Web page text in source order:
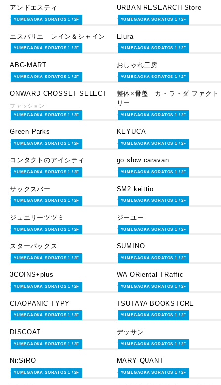
アンドエスティ
ファッション
URBAN RESEARCH Store
ファッション
YUMEGAOKA SORATOS 1 / 2F
エスパリエ レイン＆シャイン
ライフスタイルグッズ
YUMEGAOKA SORATOS 1 / 2F
Elura
ファッション
YUMEGAOKA SORATOS 1 / 2F
ABC-MART
ファッショングッズ
YUMEGAOKA SORATOS 1 / 2F
おしゃれ工房
サービス・その他
YUMEGAOKA SORATOS 1 / 2F
ONWARD CROSSET SELECT
ファッション
YUMEGAOKA SORATOS 1 / 2F
整体×骨盤 カ・ラ・ダ ファクト
リー
サービス・その他
YUMEGAOKA SORATOS 1 / 2F
Green Parks
ファッション
YUMEGAOKA SORATOS 1 / 2F
KEYUCA
ライフスタイルグッズ
YUMEGAOKA SORATOS 1 / 2F
コンタクトのアイシティ
サービス・その他
YUMEGAOKA SORATOS 1 / 2F
go slow caravan
ファッション
YUMEGAOKA SORATOS 1 / 2F
サックスバー
ファッショングッズ
YUMEGAOKA SORATOS 1 / 2F
SM2 keittio
ファッション
YUMEGAOKA SORATOS 1 / 2F
ジュエリーツツミ
ライフスタイルグッズ
YUMEGAOKA SORATOS 1 / 2F
ジーユー
ファッション
YUMEGAOKA SORATOS 1 / 2F
スターバックス
レストラン・カフェ
YUMEGAOKA SORATOS 1 / 2F
SUMINO
ファッション
YUMEGAOKA SORATOS 1 / 2F
3COINS+plus
ライフスタイルグッズ
YUMEGAOKA SORATOS 1 / 2F
WA ORiental TRaffic
ファッショングッズ
YUMEGAOKA SORATOS 1 / 2F
CIAOPANIC TYPY
ファッション
YUMEGAOKA SORATOS 1 / 2F
TSUTAYA BOOKSTORE
ライフスタイルグッズ
YUMEGAOKA SORATOS 1 / 2F
DISCOAT
ファッション
YUMEGAOKA SORATOS 1 / 2F
デッサン
ファッション
YUMEGAOKA SORATOS 1 / 2F
Ni:SiRO
ファッション
YUMEGAOKA SORATOS 1 / 2F
MARY QUANT
ライフスタイルグッズ
YUMEGAOKA SORATOS 1 / 2F YUMEGAOKA SORATOS 1 / 2F